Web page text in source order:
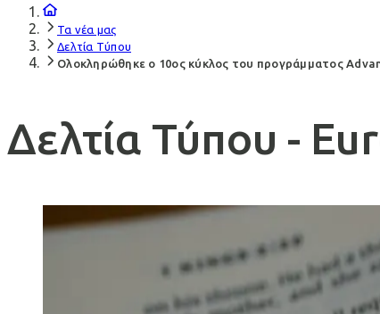
Τα νέα μας
Δελτία Τύπου
Ολοκληρώθηκε ο 10ος κύκλος του προγράμματος
Δελτία Τύπου -